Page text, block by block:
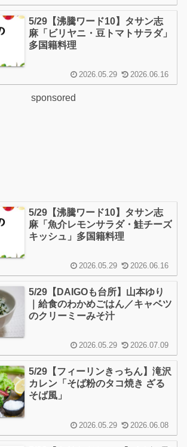
5/29【沸騰ワード10】タサン志
麻「ビリヤニ・豆トマトサラダ」
多国籍料理
2026.05.29 2026.06.16
sponsored
5/29【沸騰ワード10】タサン志
麻「魚介レモンサラダ・鮭チーズ
キッシュ」多国籍料理
2026.05.29 2026.06.16
5/29【DAIGOも台所】山本ゆり
｜給食のわかめごはん／キャベツ
のクリーミーみそ汁
2026.05.29 2026.07.09
5/29【フィーリンきっちん】滝沢
カレン「そば粉のタコ焼き ざる
そば風」
2026.05.29 2026.06.08